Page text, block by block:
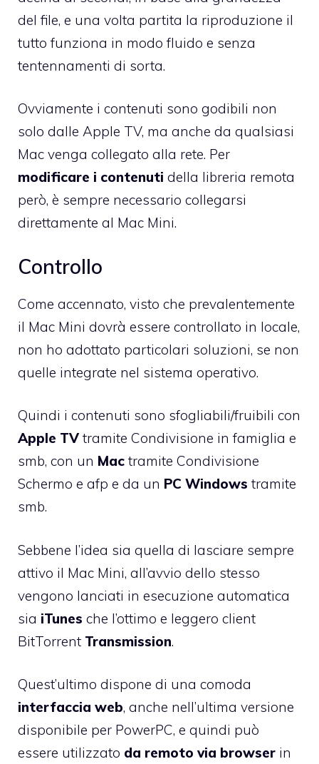
del file, e una volta partita la riproduzione il
tutto funziona in modo fluido e senza
tentennamenti di sorta.
Ovviamente i contenuti sono godibili non
solo dalle Apple TV, ma anche da qualsiasi
Mac venga collegato alla rete. Per
modificare i contenuti della libreria remota
però, è sempre necessario collegarsi
direttamente al Mac Mini.
Controllo
Come accennato, visto che prevalentemente
il Mac Mini dovrà essere controllato in locale,
non ho adottato particolari soluzioni, se non
quelle integrate nel sistema operativo.
Quindi i contenuti sono sfogliabili/fruibili con
Apple TV tramite Condivisione in famiglia e
smb, con un Mac tramite Condivisione
Schermo e afp e da un PC Windows tramite
smb.
Sebbene l’idea sia quella di lasciare sempre
attivo il Mac Mini, all’avvio dello stesso
vengono lanciati in esecuzione automatica
sia iTunes che l’ottimo e leggero client
BitTorrent Transmission.
Quest’ultimo dispone di una comoda
interfaccia web, anche nell’ultima versione
disponibile per PowerPC, e quindi può
essere utilizzato da remoto via browser in